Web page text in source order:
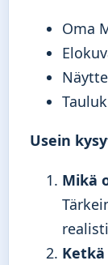
Oma
Usein
Mikä